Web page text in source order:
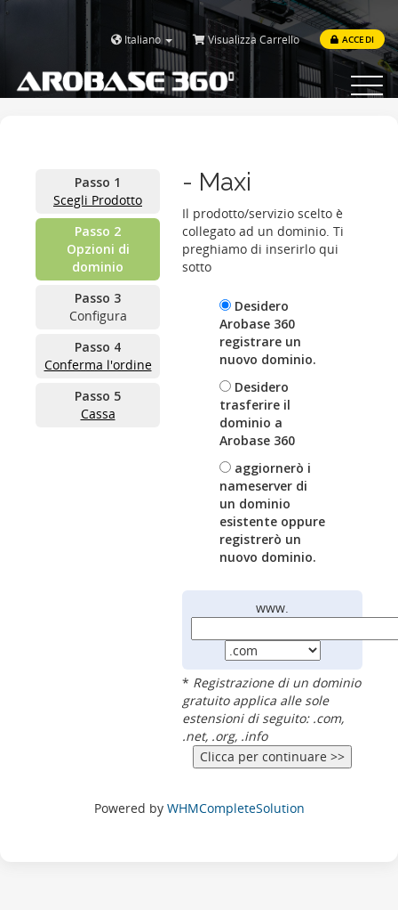
Italiano Visualizza Carrello ACCEDI
Toggle
Passo 1
Scegli Prodotto
Passo 2
Opzioni di
dominio
Passo 3
Configura
Passo 4
Conferma l'ordine
Passo 5
Cassa
- Maxi
Il prodotto/servizio scelto è
collegato ad un dominio. Ti
preghiamo di inserirlo qui
sotto
Desidero
Arobase 360
registrare un
nuovo dominio.
Desidero
trasferire il
dominio a
Arobase 360
aggiornerò i
nameserver di
un dominio
esistente oppure
registrerò un
nuovo dominio.
www.
* Registrazione di un dominio
gratuito applica alle sole
estensioni di seguito: .com,
.net, .org, .info
Powered by WHMCompleteSolution